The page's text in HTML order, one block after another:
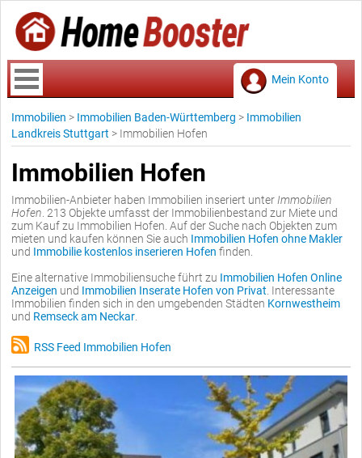
Mein Konto
Immobilien > Immobilien Baden-Württemberg > Immobilien
Landkreis Stuttgart > Immobilien Hofen
Immobilien Hofen
Immobilien-Anbieter haben Immobilien inseriert unter Immobilien
Hofen . 213 Objekte umfasst der Immobilienbestand zur Miete und
zum Kauf zu Immobilien Hofen. Auf der Suche nach Objekten zum
mieten und kaufen können Sie auch Immobilien Hofen ohne Makler
und Immobilie kostenlos inserieren Hofen finden.
Eine alternative Immobiliensuche führt zu Immobilien Hofen Online
Anzeigen und Immobilien Inserate Hofen von Privat . Interessante
Immobilien finden sich in den umgebenden Städten Kornwestheim
und Remseck am Neckar
RSS Feed Immobilien Hofen